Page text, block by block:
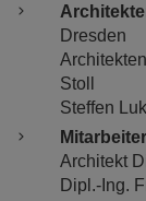
Dresden
Stoll
Steffen
Architekt
Dipl.-Ing.